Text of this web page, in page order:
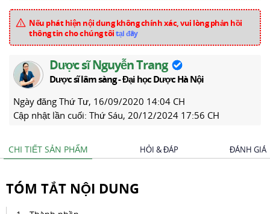
Nếu phát hiện nội dung không chính xác, vui lòng phản hồi
thông tin cho chúng tôitại đây
Dược sĩ Nguyễn Trang
Dược sĩ lâm sàng - Đại học Dược Hà Nội
Ngày đăng Thứ Tư, 16/09/2020 14:04 CH
Cập nhật lần cuối: Thứ Sáu, 20/12/2024 17:56 CH
CHI TIẾT SẢN PHẨM HỎI & ĐÁP ĐÁNH GIÁ
TÓM TẮT NỘI DUNG